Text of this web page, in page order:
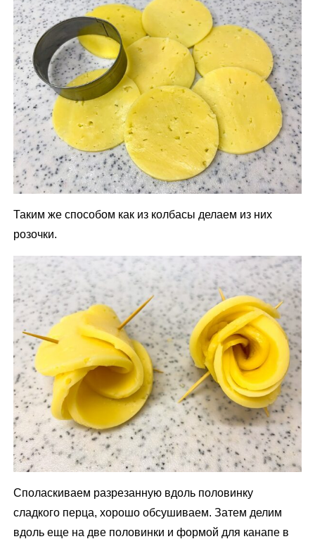
Таким же способом как из колбасы делаем из них
розочки.
Споласкиваем разрезанную вдоль половинку
сладкого перца, хорошо обсушиваем. Затем делим
вдоль еще на две половинки и формой для канапе в